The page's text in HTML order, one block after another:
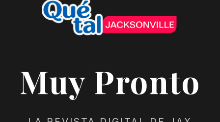
Muy Pronto